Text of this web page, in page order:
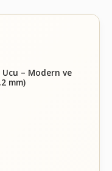
– Modern ve
mm)